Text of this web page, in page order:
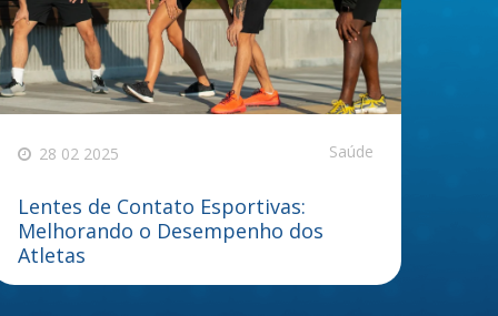
28 02 2025 Saúde
Lentes de Contato Esportivas:
Melhorando o Desempenho dos
Atletas